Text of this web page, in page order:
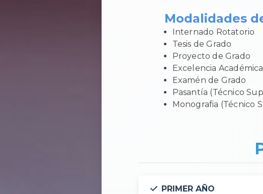
Modalidades
Internado Rotatorio
Tesis de Grado
Proyecto de Grado
Excelencia Académica
Examén de Grado
Pasantía (Técnico
Monografia (Técnico
PRIMER AÑO